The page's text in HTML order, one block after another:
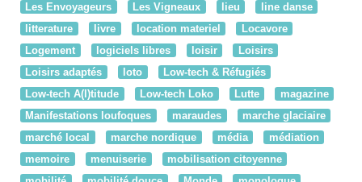
Les Envoyageurs
Les Vigneaux lieu
line danse
litterature
livre location materiel
Locavore
Logement
logiciels libres loisir
Loisirs
Loisirs adaptés
loto
Low-tech & Réfugiés
Low-tech A(l)titude
Low-tech Loko Lutte
magazine
Manifestations loufoques
maraudes
marche glaciaire
marché local
marche nordique média
médiation
memoire
menuiserie
mobilisation citoyenne